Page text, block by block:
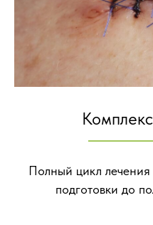
Полный цикл
подготовки до